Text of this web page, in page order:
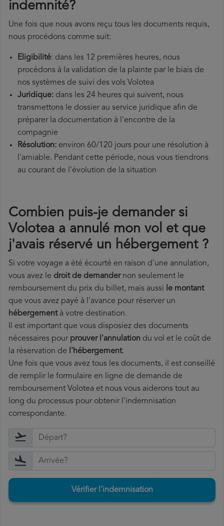
indemnité?
Une fois que nous avons reçu tous les documents requis,
nous procédons comme suit:
Eligibilité: dans les 12 premières heures, nous
procédons à la validation de la plainte par le biais de
nos systèmes de suivi des vols Volotea
Juridique: dans les 24 heures qui suivent, nous
transmettons le dossier au service juridique afin de
préparer la documentation à l'encontre de la
compagnie
Résolution: environ 60/120 jours pour une résolution à
l'amiable. Pendant cette période, nous vous tiendrons
au courant de l'évolution de la situation
Combien puis-je demander si
Volotea a annulé mon vol et que
j'avais réservé un hébergement ?
Si votre voyage a été écourté en raison d'une annulation,
vous avez le droit de demandernon seulement le
remboursement du prix du billet, mais aussi le montant
que vous avez payé à l'avance pour réserver un
hébergementà votre destination.
Il est important que vous disposiez des documents
nécessaires pour prouver l'annulation du vol et le coût de
la réservation de l'hébergement.
Une fois que vous avez tous les documents, il est conseillé
de remplir le formulaire en ligne de demande de
remboursement Volotea et nous vous aiderons tout au
long du processus pour obtenir l'indemnisation
correspondante.
Vérifier l'indemnisation